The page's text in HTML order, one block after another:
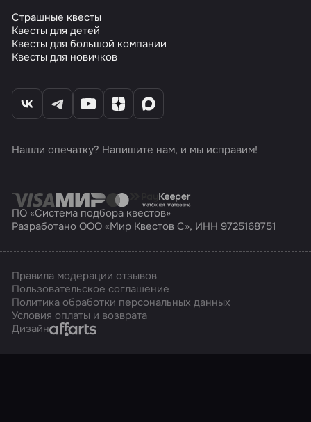
Страшные квесты
Квесты для детей
Квесты для большой компании
Квесты для новичков
Нашли опечатку? Напишите нам, и мы исправим!
ПО «Система подбора квестов»
Разработано ООО «Мир Квестов С», ИНН 9725168751
Правила модерации отзывов
Пользовательское соглашение
Политика обработки персональных данных
Условия оплаты и возврата
ДизайнAffarts